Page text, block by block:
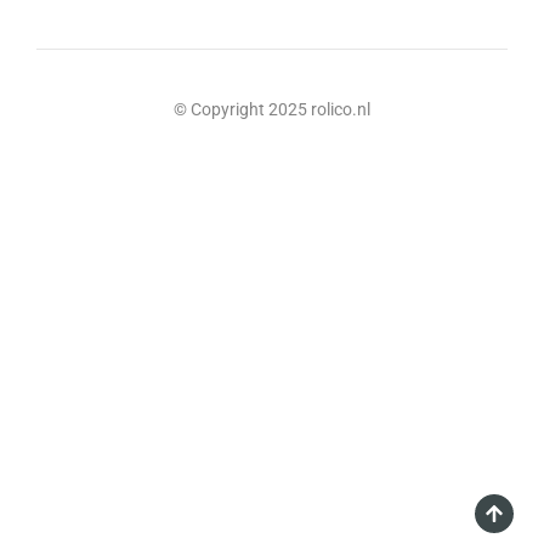
© Copyright 2025 rolico.nl